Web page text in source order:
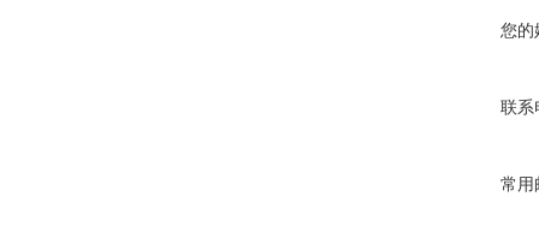
您的
联系
常用